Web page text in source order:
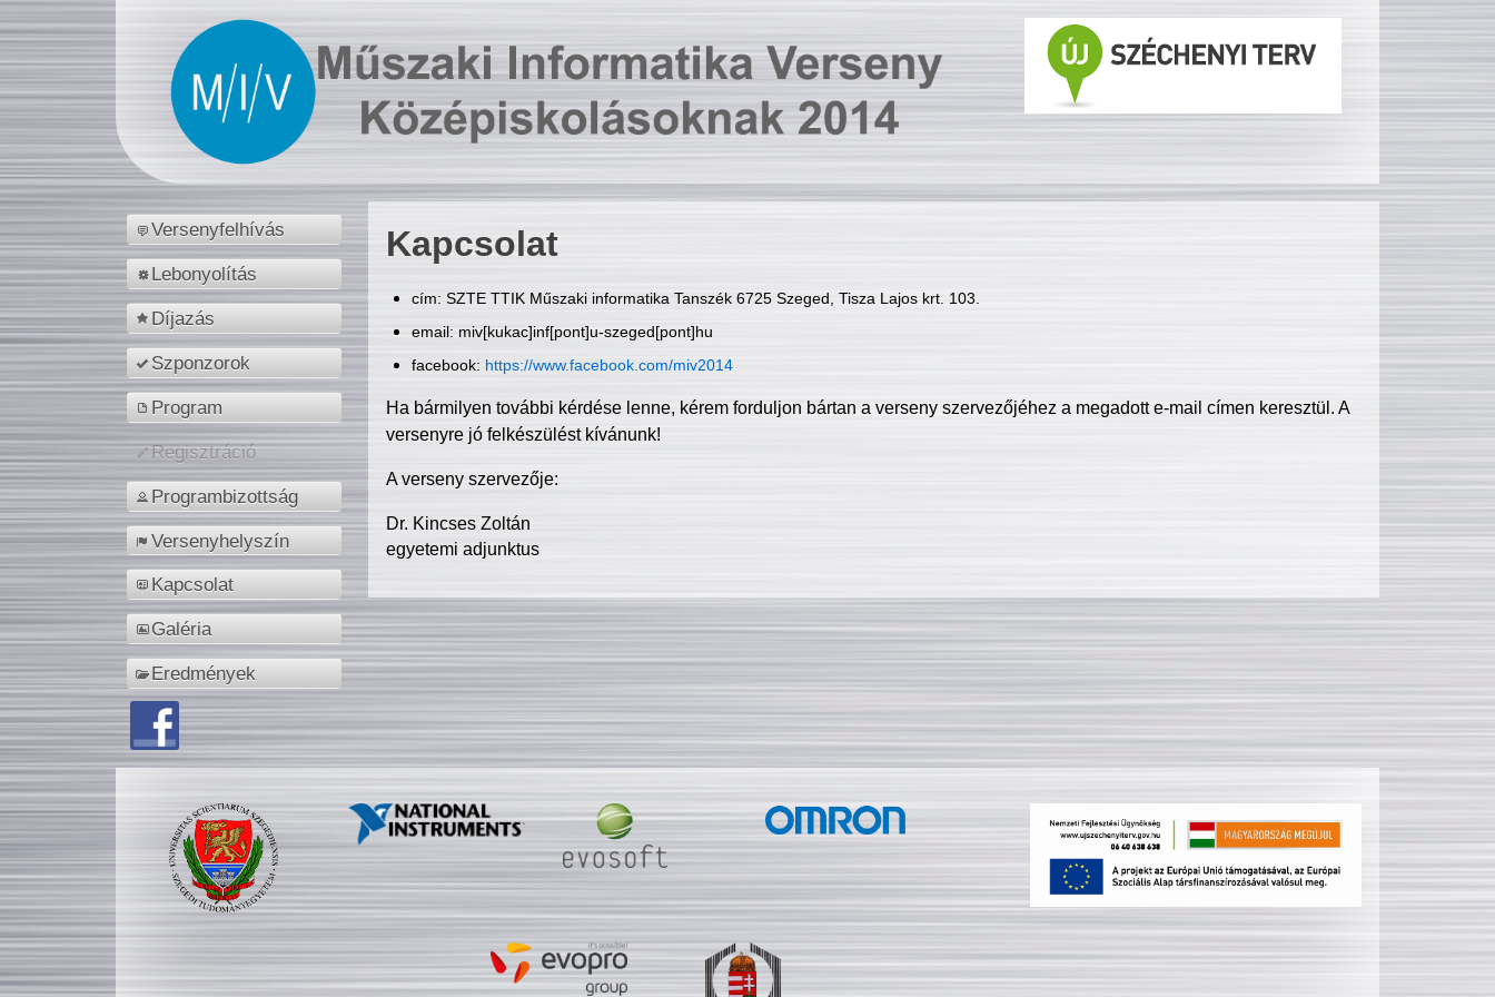
Versenyfelhívás
Lebonyolítás
Díjazás
Szponzorok
Program
Regisztráció
Programbizottság
Versenyhelyszín
Kapcsolat
Galéria
Eredmények
Kapcsolat
cím: SZTE TTIK Műszaki informatika Tanszék 6725 Szeged, Tisza Lajos krt. 103.
email: miv[kukac]inf[pont]u-szeged[pont]hu
facebook: https://www.facebook.com/miv2014
Ha bármilyen további kérdése lenne, kérem forduljon bártan a verseny szervezőjéhez a megadott e-mail címen keresztül. A
versenyre jó felkészülést kívánunk!
A verseny szervezője:
Dr. Kincses Zoltán
egyetemi adjunktus